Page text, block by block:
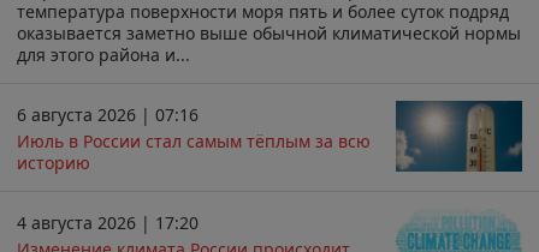
температура поверхности моря пять и более суток подряд
оказывается заметно выше обычной климатической нормы
для этого района и...
6 августа 2026 | 07:16
Июль в России стал самым тёплым за всю
историю
4 августа 2026 | 17:20